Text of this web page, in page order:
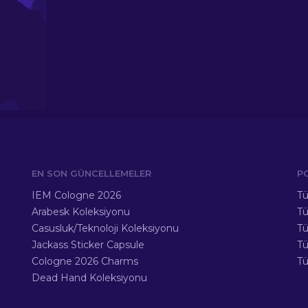
EN SON GÜNCELLEMELER
IEM Cologne 2026
Arabesk Koleksiyonu
Casusluk/Teknoloji Koleksiyonu
Jackass Sticker Capsule
Cologne 2026 Charms
Dead Hand Koleksiyonu